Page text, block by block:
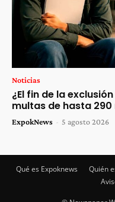
Noticias
¿El fin de la
multas de hasta
ExpokNews - 5 agosto 2026
Qué es Expoknews Quién